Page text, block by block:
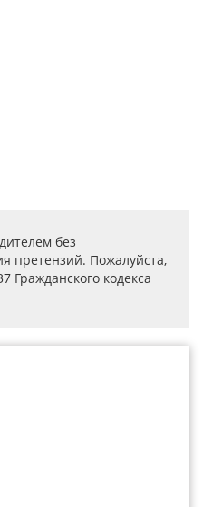
без
претензий. Пожалуйста,
Гражданского кодекса